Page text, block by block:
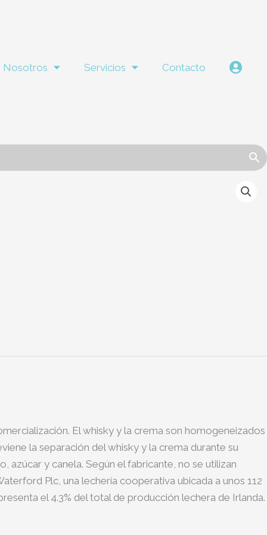
Nosotros Servicios Contacto
El whisky y la crema son homogeneizados
la separación del whisky y la crema durante su
azúcar y canela. Según el fabricante, no se utilizan
Plc, una lechería cooperativa ubicada a unos 112
el 4.3% del total de producción lechera de Irlanda.